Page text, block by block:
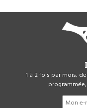
1 à 2 fois par mois,